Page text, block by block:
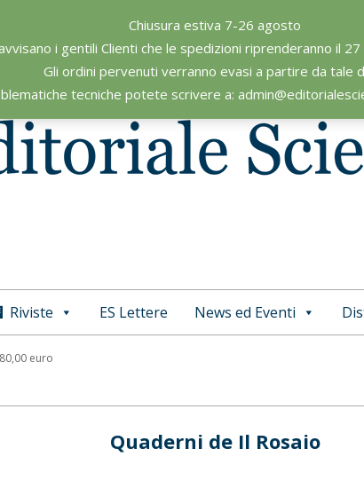
Chiusura estiva 7-26 agosto
i gentili Clienti che le spedizioni riprenderanno il
Gli ordini pervenuti verranno evasi a partire da tale
tecniche potete scrivere a:
Primary
Riviste ES Lettere News ed Eventi
euro
Quaderni de Il Rosaio